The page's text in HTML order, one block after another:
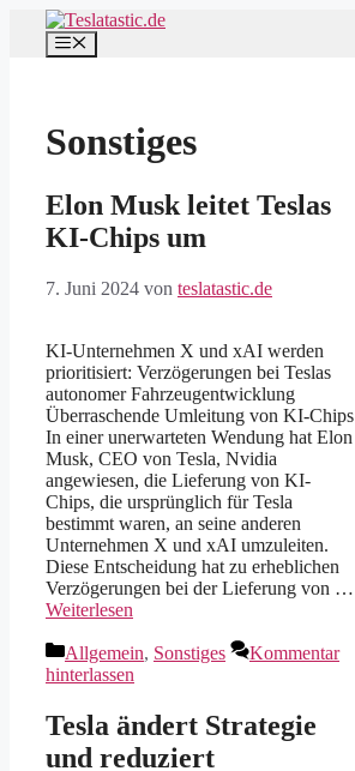
Inhalt
springen
Menü
Sonstiges
Elon Musk leitet Teslas
KI-Chips um
7. Juni 2024 von teslatastic.de
KI-Unternehmen X und xAI werden
prioritisiert: Verzögerungen bei Teslas
autonomer Fahrzeugentwicklung
Überraschende Umleitung von KI-Chips
In einer unerwarteten Wendung hat Elon
Musk, CEO von Tesla, Nvidia
angewiesen, die Lieferung von KI-
Chips, die ursprünglich für Tesla
bestimmt waren, an seine anderen
Unternehmen X und xAI umzuleiten.
Diese Entscheidung hat zu erheblichen
Verzögerungen bei der Lieferung von …
Weiterlesen
Kategorien
Allgemein, Sonstiges
Kommentar
hinterlassen
Tesla ändert Strategie
und reduziert